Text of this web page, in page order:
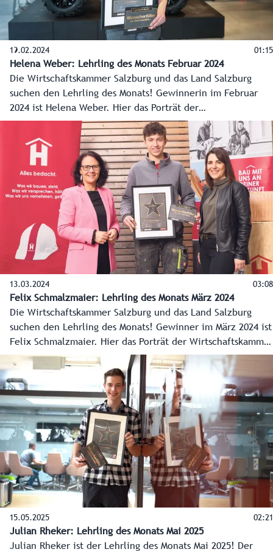
19.02.2024 01:15
Helena Weber: Lehrling des Monats Februar 2024
Die Wirtschaftskammer Salzburg und das Land Salzburg
suchen den Lehrling des Monats! Gewinnerin im Februar
2024 ist Helena Weber. Hier das Porträt der
Technikbegeisterten der Wirtschaftskammer Salzburg.
13.03.2024 03:08
Felix Schmalzmaier: Lehrling des Monats März 2024
Die Wirtschaftskammer Salzburg und das Land Salzburg
suchen den Lehrling des Monats! Gewinner im März 2024 ist
Felix Schmalzmaier. Hier das Porträt der Wirtschaftskammer
Salzburg.
15.05.2025 02:21
Julian Rheker: Lehrling des Monats Mai 2025
Julian Rheker ist der Lehrling des Monats Mai 2025! Der